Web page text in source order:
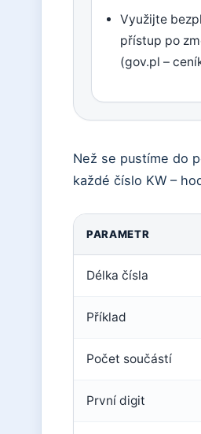
Využijte
přístup po
(gov.pl –
Než se pustíme do
každé číslo KW –
PARAMETR
Délka čísla
Příklad
Počet součástí
První digit